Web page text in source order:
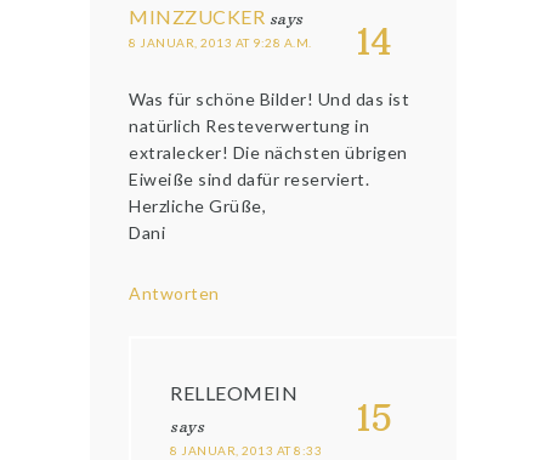
14
MINZZUCKER says
8 JANUAR, 2013 AT 9:28 A.M.
Was für schöne Bilder! Und das ist
natürlich Resteverwertung in
extralecker! Die nächsten übrigen
Eiweiße sind dafür reserviert.
Herzliche Grüße,
Dani
Antworten
15
RELLEOMEIN
says
8 JANUAR, 2013 AT 8:33